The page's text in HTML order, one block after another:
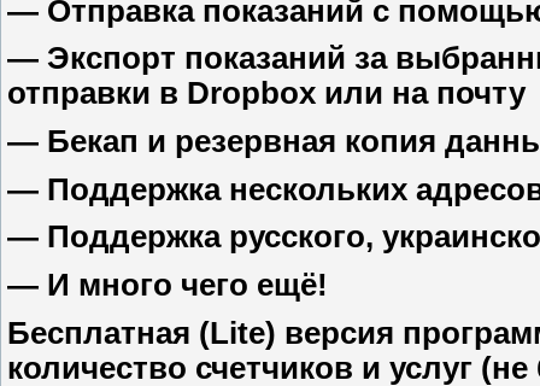
— Отправка показаний с
— Экспорт показаний за
отправки в Dropbox или на почту
— Бекап и резервная копия
— Поддержка нескольких
— Поддержка русского,
— И много чего ещё!
Бесплатная (Lite) версия
количество счетчиков и услуг